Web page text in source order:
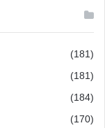
á
(181)
(181)
(184)
(170)